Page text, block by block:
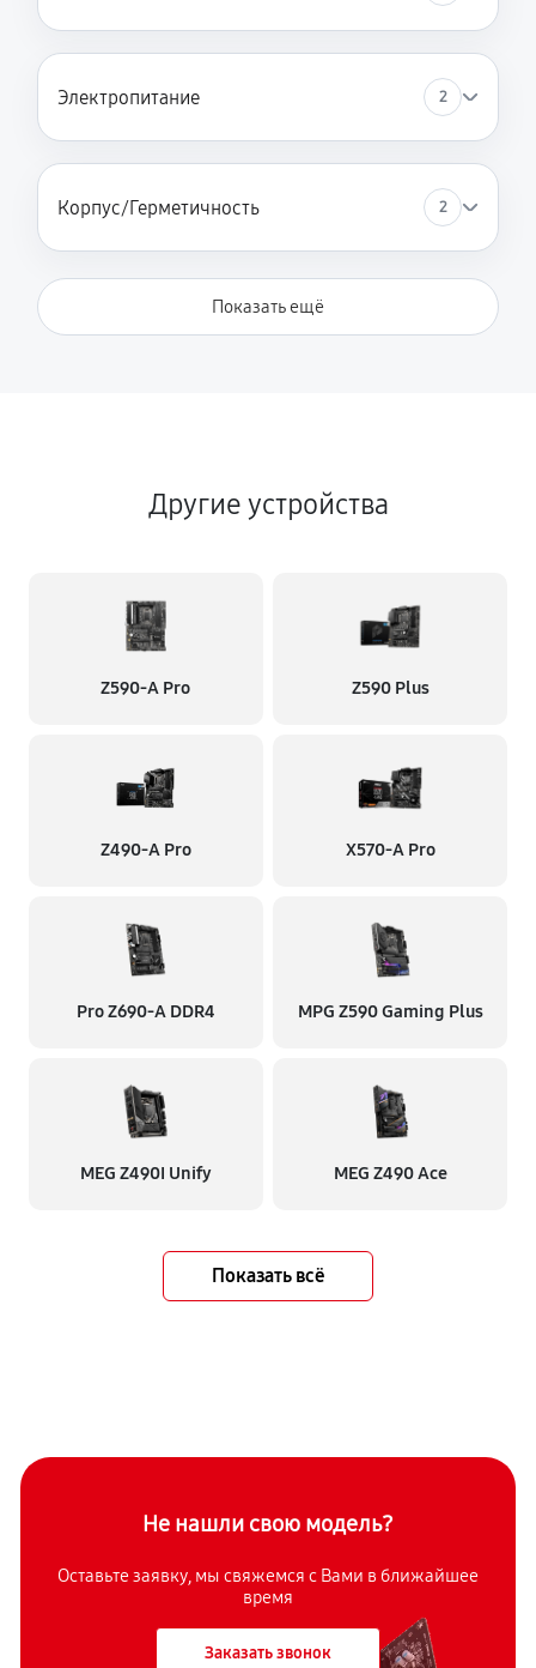
Электропитание 2
Корпус/Герметичность 2
Показать ещё
Другие устройства
Z590-A Pro Z590 Plus
Z490-A Pro X570-A Pro
Pro Z690-A DDR4 MPG Z590 Gaming Plus
MEG Z490I Unify MEG Z490 Ace
Показать всё
Не нашли свою модель?
Оставьте заявку, мы свяжемся с Вами в ближайшее
время
Заказать звонок